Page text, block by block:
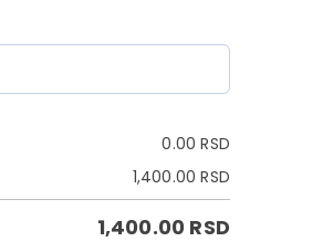
0.00RSD
1,400.00RSD
1,400.00 RSD